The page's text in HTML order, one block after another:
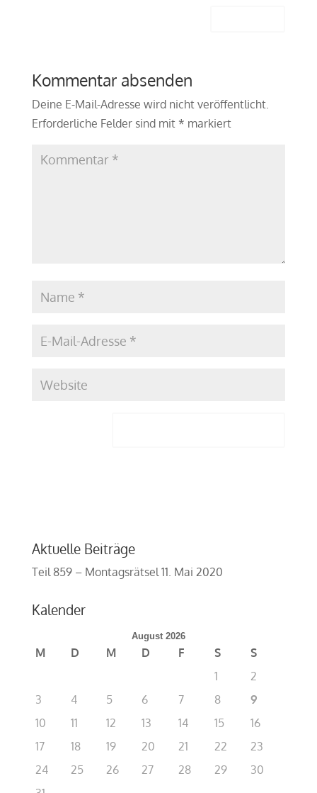
Kommentar absenden
Deine E-Mail-Adresse wird nicht veröffentlicht.
Erforderliche Felder sind mit * markiert
Aktuelle Beiträge
Teil 859 – Montagsrätsel 11. Mai 2020
Kalender
August 2026
M D M D F S
S
1
2
3
4 5 6 7 8
9
10
11 12 13 14 15
16
17
18 19 20 21 22
23
24
25 26 27 28 29
30